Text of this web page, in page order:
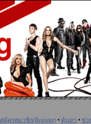
สมัครสมาชิก(Register) • ค้นหา • ช่ว